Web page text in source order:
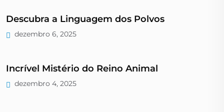
Descubra a Linguagem dos Polvos
dezembro 6, 2025
Incrível Mistério do Reino Animal
dezembro 4, 2025